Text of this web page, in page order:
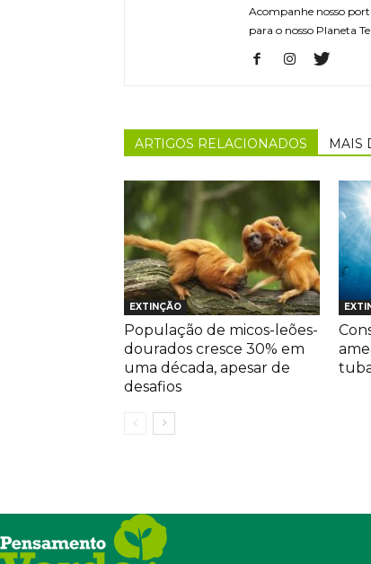
Acompanhe nosso
para o nosso Planeta
ARTIGOS RELACIONADOS MAIS
EXTINÇÃO
População de micos-leões-
dourados cresce 30% em
uma década, apesar de
desafios